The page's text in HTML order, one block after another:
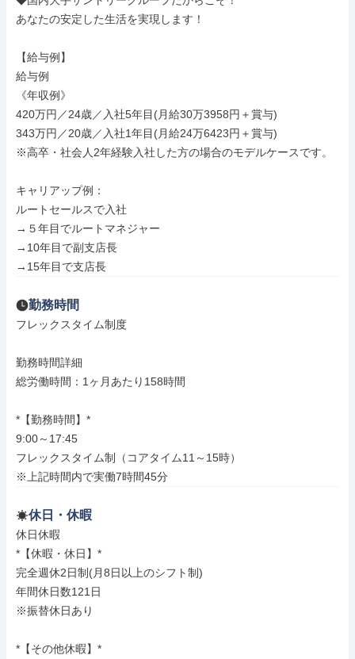
あなたの安定した生活を実現します！
【給与例】
給与例
《年収例》
420万円／24歳／入社5年目(月給30万3958円＋賞与)
343万円／20歳／入社1年目(月給24万6423円＋賞与)
※高卒・社会人2年経験入社した方の場合のモデルケースです。
キャリアップ例：
ルートセールスで入社
→５年目でルートマネジャー
→10年目で副支店長
→15年目で支店長
勤務時間
フレックスタイム制度
勤務時間詳細
総労働時間：1ヶ月あたり158時間
*【勤務時間】*
9:00～17:45
フレックスタイム制（コアタイム11～15時）
※上記時間内で実働7時間45分
休日・休暇
休日休暇
*【休暇・休日】*
完全週休2日制(月8日以上のシフト制)
年間休日数121日
※振替休日あり
*【その他休暇】*